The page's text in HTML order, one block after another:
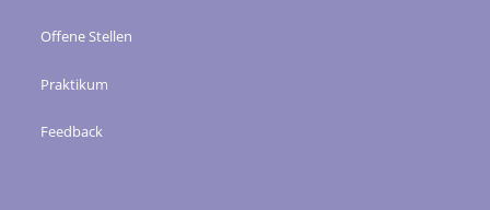
Offene Stellen
Praktikum
Feedback